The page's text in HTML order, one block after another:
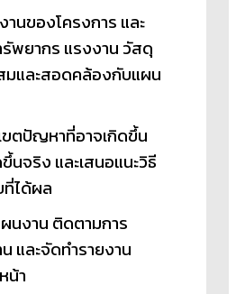
านของโครงการ และ
พยากร แรงงาน วัสดุ
สมและสอดคล้องกับแผน
ขตปัญหาที่อาจเกิดขึ้น
นจริง และเสนอแนะวิธี
ที่ได้ผล
นงาน ติดตามการ
และจัดทำรายงาน
น้า